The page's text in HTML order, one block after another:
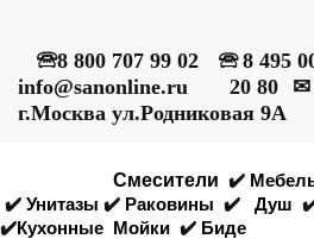
🕾8 800 707 99 02 🕾 8 495
20 80
✉
info@sanonline.ru
г.Москва ул.Родниковая 9А
Смесители ✔️
✔️ Унитазы ✔️ Раковины ✔️ Душ
✔️Кухонные Мойки ✔️ Биде